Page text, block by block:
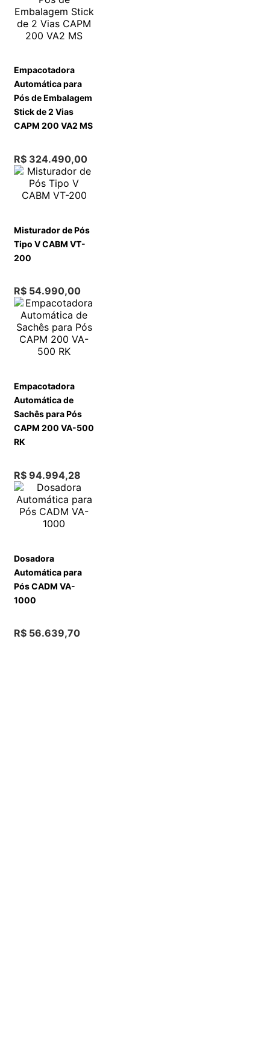
Empacotadora
Automática para
Pós de Embalagem
Stick de 2 Vias
CAPM 200 VA2 MS
R$ 324.490,00
Misturador de Pós
Tipo V CABM VT-
200
R$ 54.990,00
Empacotadora
Automática de
Sachês para Pós
CAPM 200 VA-500
RK
R$ 94.994,28
Dosadora
Automática para
Pós CADM VA-
1000
R$ 56.639,70